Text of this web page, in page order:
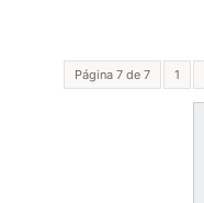
Página 7 de 7 1